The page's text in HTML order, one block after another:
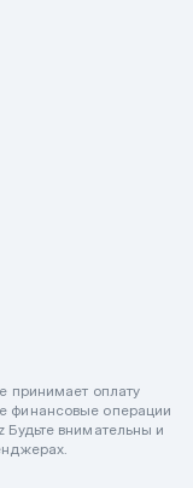
принимает оплату
финансовые операции
Будьте внимательны и